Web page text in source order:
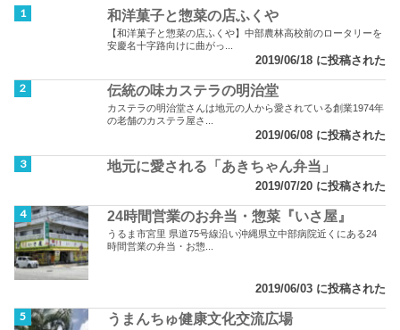
和洋菓子と惣菜の店ふくや
【和洋菓子と惣菜の店ふくや】中部農林高校前のロータリーを
安慶名十字路向けに曲がっ...
2019/06/18 に投稿された
伝統の味カステラの明治堂
カステラの明治堂さんは地元の人から愛されている創業1974年
の老舗のカステラ屋さ...
2019/06/08 に投稿された
地元に愛される「あきちゃん弁当」
2019/07/20 に投稿された
24時間営業のお弁当・惣菜『いさ屋』
うるま市宮里 県道75号線沿い沖縄県立中部病院近くにある24
時間営業の弁当・お惣...
2019/06/03 に投稿された
うまんちゅ健康文化交流広場